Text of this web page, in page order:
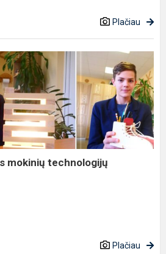
Plačiau
mokinių technologijų
Plačiau